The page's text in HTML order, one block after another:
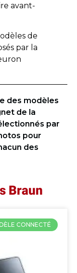
avant-
de
par la
des modèles
de la
par
pour
des
Braun
CONNECTÉ